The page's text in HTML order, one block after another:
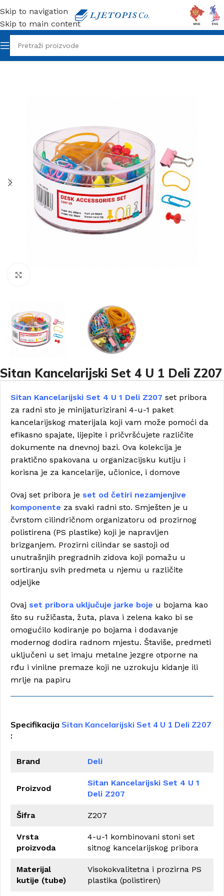
Skip to navigation
Skip to main content
Početna/ Kancelarijski materijal
Sitan Kancelarijski Set 4 U 1 Deli Z207
Sitan Kancelarijski Set 4 U 1 Deli Z207 set pribora
za radni sto je minijaturizirani 4-u-1 paket
kancelarijskog materijala koji vam može pomoći da
efikasno spajate, lijepite i pričvršćujete različite
dokumente na dnevnoj bazi. Ova kolekcija je
praktično spakovana u organizacijsku kutiju i
korisna je za kancelarije, učionice, i domove
Ovaj set pribora je set od četiri nezamjenjive
komponente za svaki radni sto. Smješten je u
čvrstom cilindričnom organizatoru od prozirnog
polistirena (PS plastike) koji je napravljen
brizganjem. Prozirni cilindar se sastoji od
unutrašnjih pregradnih zidova koji pomažu u
sortiranju svih predmeta u njemu u različite
odjeljke
Ovaj set pribora uključuje jarke boje u bojama kao
što su ružičasta, žuta, plava i zelena kako bi se
omogućilo kodiranje po bojama i dodavanje
modernog dodira radnom mjestu. Štaviše, predmeti
uključeni u set imaju metalne jezgre otporne na
rđu i vinilne premaze koji ne uzrokuju kidanje ili
mrlje na papiru
Specifikacija Sitan Kancelarijski Set 4 U 1 Deli Z207
:
Brand Deli
Proizvod
Sitan Kancelarijski Set 4 U 1
Deli Z207
Šifra Z207
Vrsta
proizvoda
4-u-1 kombinovani stoni set
sitnog kancelarijskog pribora
Materijal
kutije (tube)
Visokokvalitetna i prozirna PS
plastika (polistiren)